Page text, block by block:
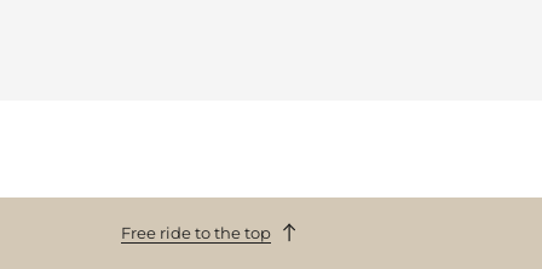
Free ride to the top